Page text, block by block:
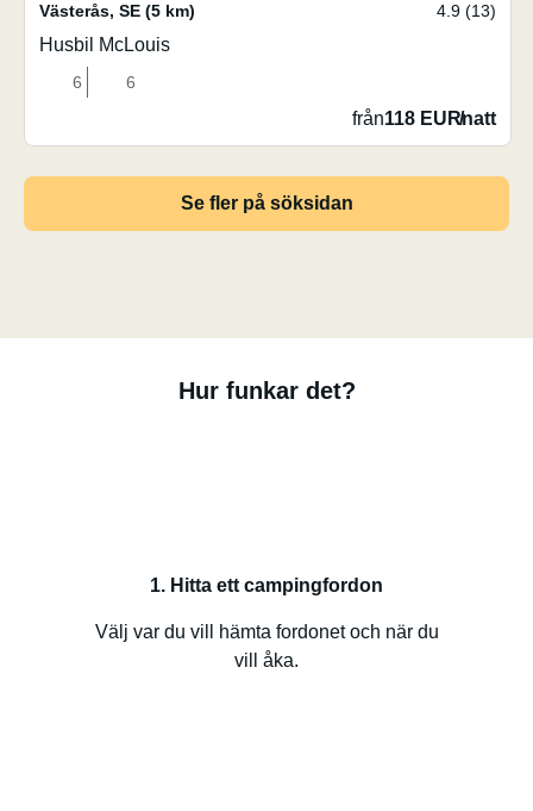
Västerås, SE (5 km) 4.9 (13)
Husbil McLouis
6 6
från118 EUR/natt
Se fler på söksidan
Hur funkar det?
1. Hitta ett campingfordon
Välj var du vill hämta fordonet och när du
vill åka.